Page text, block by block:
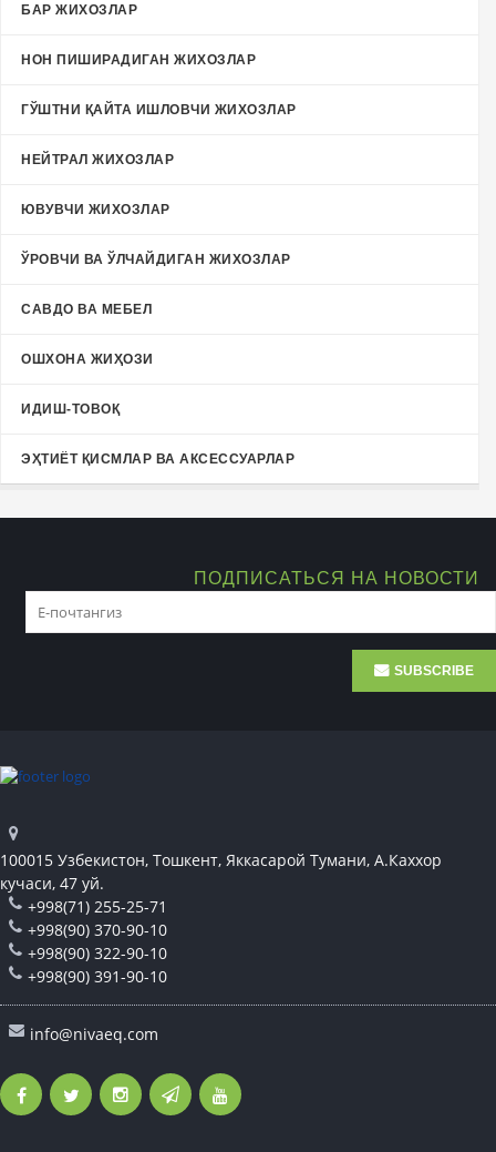
БАР ЖИХОЗЛАР
НОН ПИШИРАДИГАН ЖИХОЗЛАР
ГЎШТНИ ҚАЙТА ИШЛОВЧИ ЖИХОЗЛАР
НЕЙТРАЛ ЖИХОЗЛАР
ЮВУВЧИ ЖИХОЗЛАР
ЎРОВЧИ ВА ЎЛЧАЙДИГАН ЖИХОЗЛАР
САВДО ВА МЕБЕЛ
ОШХОНА ЖИҲОЗИ
ИДИШ-ТОВОҚ
ЭҲТИЁТ ҚИСМЛАР ВА АКСЕССУАРЛАР
ПОДПИСАТЬСЯ НА НОВОСТИ
SUBSCRIBE
100015 Узбекистон, Тошкент, Яккасарой Тумани, А.Каххор
кучаси, 47 уй.
+998(71) 255-25-71
+998(90) 370-90-10
+998(90) 322-90-10
+998(90) 391-90-10
info@nivaeq.com